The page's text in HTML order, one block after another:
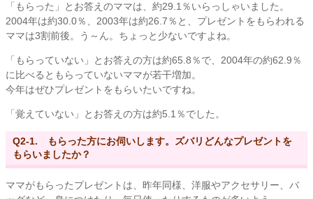
「もらった」とお答えのママは、約29.1％いらっしゃいました。
2004年は約30.0％、2003年は約26.7％と、プレゼントをもらわれる
ママは3割前後。う～ん。ちょっと少ないですよね。
「もらっていない」とお答えの方は約65.8％で、2004年の約62.9％
に比べるともらっていないママが若干増加。
今年はぜひプレゼントをもらいたいですね。
「覚えていない」とお答えの方は約5.1％でした。
Q2-1. もらった方にお伺いします。ズバリどんなプレゼントを
もらいましたか？
ママがもらったプレゼントは、昨年同様、洋服やアクセサリー、バ